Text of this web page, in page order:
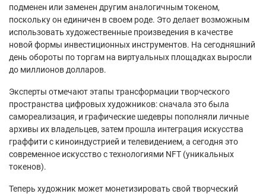
подменен или заменен другим аналогичным токеном,
поскольку он единичен в своем роде. Это делает возможным
использовать художественные произведения в качестве
новой формы инвестиционных инструментов. На сегодняшний
день обороты по торгам на виртуальных площадках выросли
до миллионов долларов.
Эксперты отмечают этапы трансформации творческого
пространства цифровых художников: сначала это была
самореализация, и графические шедевры пополняли личные
архивы их владельцев, затем прошла интеграция искусства
граффити с киноиндустрией и телевидением, а сегодня это
современное искусство с технологиями NFT (уникальных
токенов).
Теперь художник может монетизировать свой творческий